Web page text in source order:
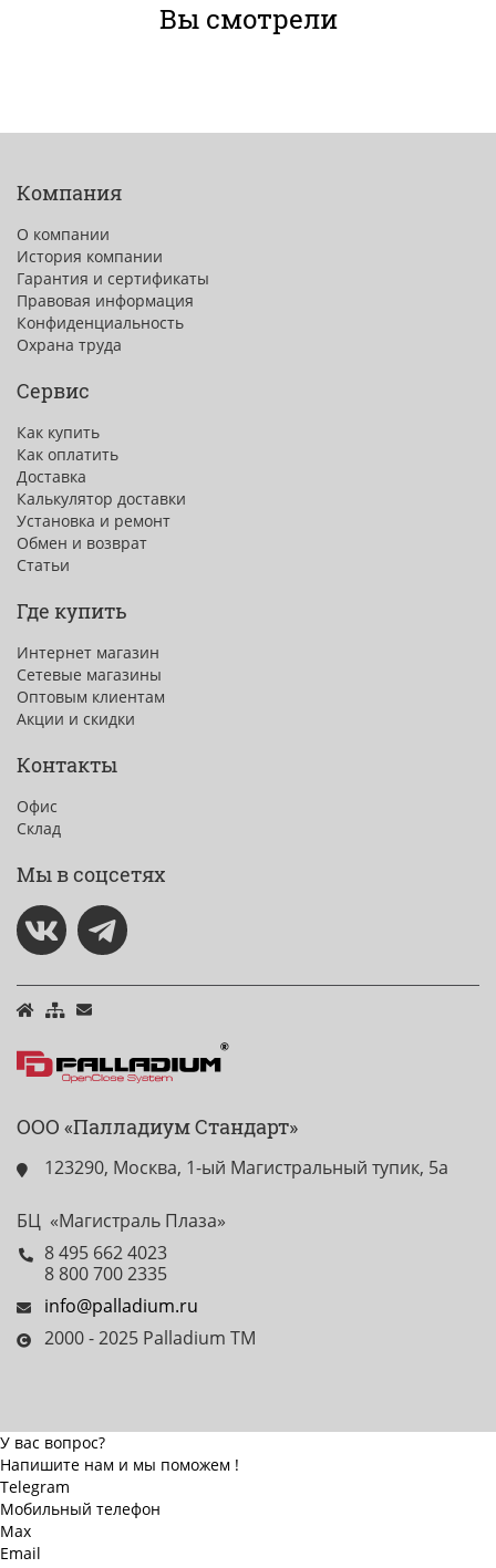
Вы смотрели
Компания
О компании
История компании
Гарантия и сертификаты
Правовая информация
Конфиденциальность
Охрана труда
Сервис
Как купить
Как оплатить
Доставка
Калькулятор доставки
Установка и ремонт
Обмен и возврат
Статьи
Где купить
Интернет магазин
Сетевые магазины
Оптовым клиентам
Акции и скидки
Контакты
Офис
Склад
Мы в соцсетях
ООО «Палладиум Стандарт»
123290, Москва, 1-ый Магистральный тупик, 5а
БЦ «Магистраль Плаза»
8 495 662 4023
8 800 700 2335
info@palladium.ru
2000 - 2025 Palladium TM
У вас вопрос?
Напишите нам и мы поможем !
Telegram
Мобильный телефон
Max
Email